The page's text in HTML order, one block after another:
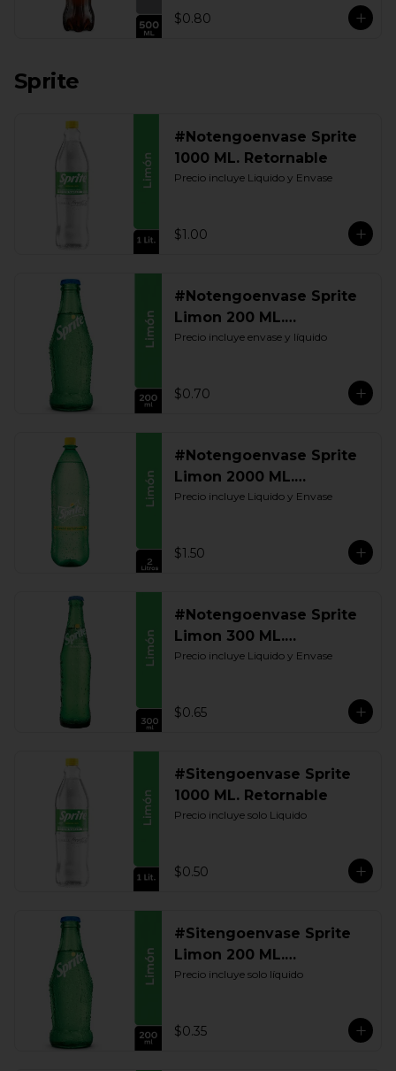
$0.80
Sprite
#Notengoenvase Sprite
1000 ML. Retornable
Precio incluye Liquido y Envase
$1.00
#Notengoenvase Sprite
Limon 200 ML.
Retornable
Precio incluye envase y líquido
$0.70
#Notengoenvase Sprite
Limon 2000 ML.
Retornable
Precio incluye Liquido y Envase
$1.50
#Notengoenvase Sprite
Limon 300 ML.
Retornable
Precio incluye Liquido y Envase
$0.65
#Sitengoenvase Sprite
1000 ML. Retornable
Precio incluye solo Liquido
$0.50
#Sitengoenvase Sprite
Limon 200 ML.
Retornable
Precio incluye solo líquido
$0.35